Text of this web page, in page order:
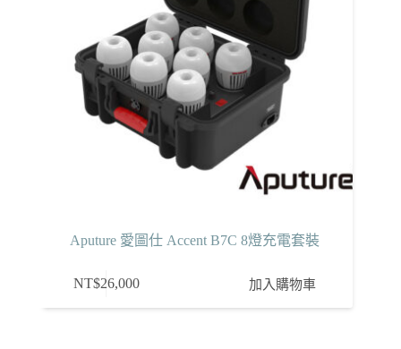
Aputure 愛圖仕 Accent B7C 8燈充電套裝
NT$26,000 加入購物車